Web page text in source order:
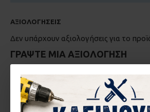
ΑΞΙΟΛΟΓΉΣΕΙΣ
Δεν υπάρχουν αξιολογήσεις για το
ΓΡΆΨΤΕ ΜΙΑ ΑΞΙΟΛΌΓΗΣΗ
Το Όνομα σας